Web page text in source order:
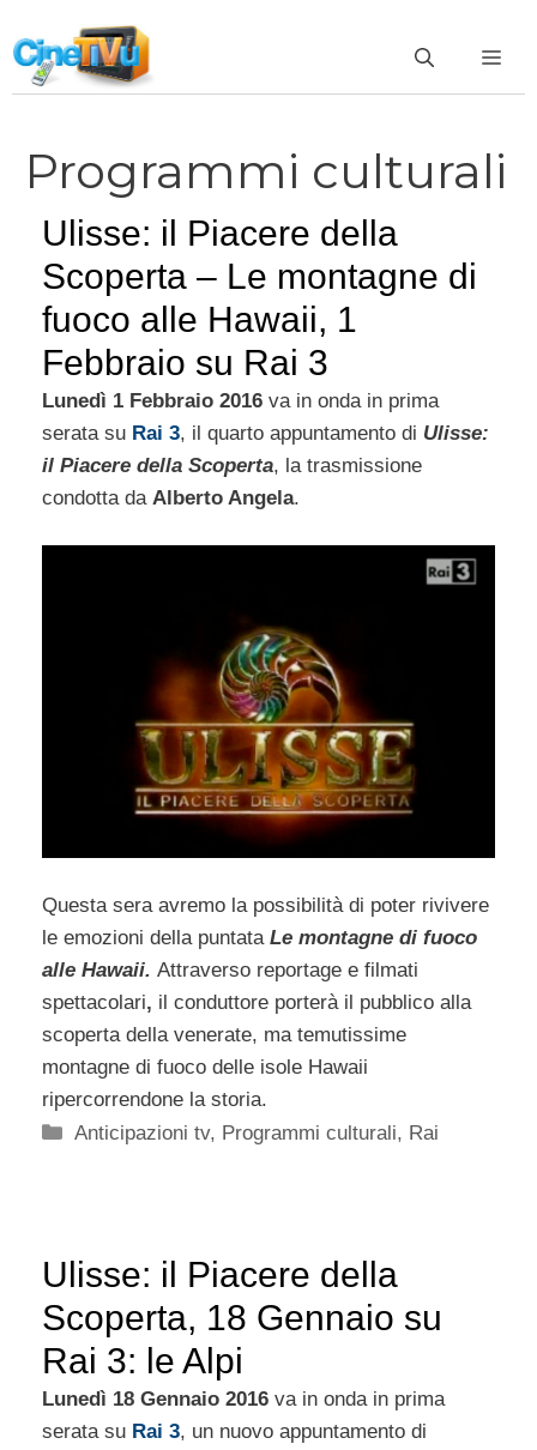
al
contenuto
Programmi culturali
Ulisse: il Piacere della
Scoperta – Le montagne di
fuoco alle Hawaii, 1
Febbraio su Rai 3
Lunedì 1 Febbraio 2016 va in onda in prima
serata su Rai 3, il quarto appuntamento di Ulisse:
il Piacere della Scoperta, la trasmissione
condotta da Alberto Angela.
Questa sera avremo la possibilità di poter rivivere
le emozioni della puntata Le montagne di fuoco
alle Hawaii. Attraverso reportage e filmati
spettacolari, il conduttore porterà il pubblico alla
scoperta della venerate, ma temutissime
montagne di fuoco delle isole Hawaii
ripercorrendone la storia.
Categorie
Anticipazioni tv, Programmi culturali, Rai
Ulisse: il Piacere della
Scoperta, 18 Gennaio su
Rai 3: le Alpi
Lunedì 18 Gennaio 2016 va in onda in prima
serata su Rai 3, un nuovo appuntamento di